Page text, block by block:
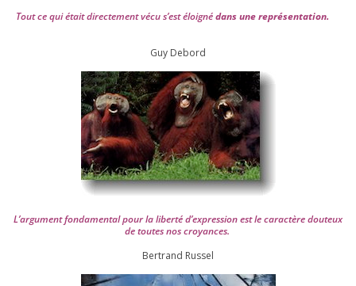
Tout ce qui était direc­te­ment vécu s’est éloi­gnédans une repré­sen­ta­tion.
Guy Debord
L’argument fon­da­men­tal pour la liber­té d’expression est le carac­tère dou­teux
de toutes nos croyances.
Ber­trand Russel